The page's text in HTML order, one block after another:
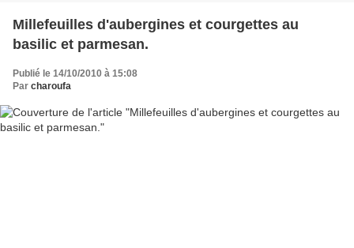
Millefeuilles d'aubergines et courgettes au
basilic et parmesan.
Publié le 14/10/2010 à 15:08
Par charoufa